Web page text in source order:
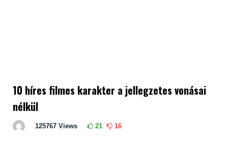
10 híres filmes karakter a jellegzetes vonásai
nélkül
125767 Views 21 16